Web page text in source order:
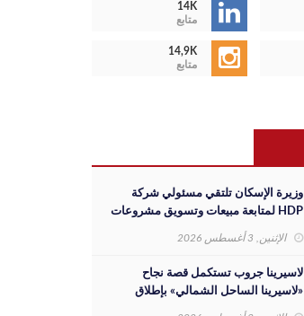
14K
متابع
14,9K
متابع
وزيرة الإسكان تلتقي مسئولي شركة
HDP لمتابعة مبيعات وتسويق مشروعات
المدن الجديدة والفرص الاستثمارية
الإثنين, 3 أغسطس 2026
لاسيرينا جروب تستكمل قصة نجاح
«لاسيرينا الساحل الشمالي» بإطلاق
مرحلة جديدة على مساحة 30 فدانًا